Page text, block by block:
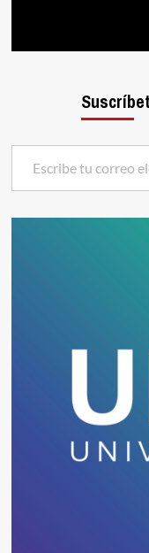
Escribe tu correo electrónico…